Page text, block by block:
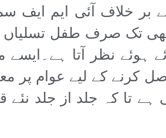
خلاف آئی ایم ایف
تک صرف طفل
ہوئے نظر آتا
کرنے کے لیے عوام پر
تا کہ جلد از جلد